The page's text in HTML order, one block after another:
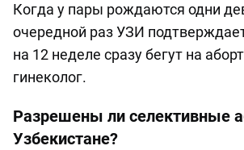
Когда у пары рождаются одни
очередной раз УЗИ
на 12 неделе сразу бегут на
гинеколог.
Разрешены ли селективные
Узбекистане?